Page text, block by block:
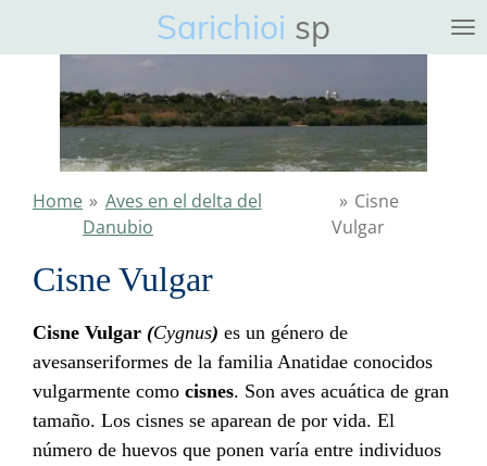
hoofdinhoud
Sarichioi sp
Home » Aves en el delta del
Danubio
» Cisne
Vulgar
Cisne Vulgar
Cisne Vulgar (Cygnus) es un género de
avesanseriformes de la familia Anatidae conocidos
vulgarmente como cisnes. Son aves acuática de gran
tamaño. Los cisnes se aparean de por vida. El
número de huevos que ponen varía entre individuos